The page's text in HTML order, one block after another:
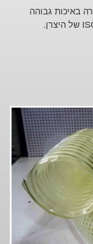
באיכות גבוהה